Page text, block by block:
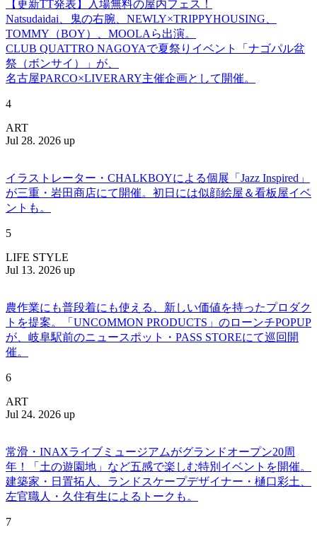
【更新TT発表】入場無料の屋内フェス！
Natsudaidai、鬼の右腕、NEWLY×TRIPPYHOUSING、
TOMMY（BOY）、MOOLAら出演。
CLUB QUATTRO NAGOYAで夏祭りイベント「ナゴパル盆
祭（ボンサイ）」が、
名古屋PARCO×LIVERARY主催企画として開催。
4
ART
Jul 28. 2026 up
イラストレーター・CHALKBOYによる個展「Jazz Inspired」
が三重・岩田商店にて開催。初日には似顔絵屋＆看板屋イベ
ントも。
5
LIFE STYLE
Jul 13. 2026 up
農作業にも普段着にも使える、新しい価値を持ったプロダク
トを提案。「UNCOMMON PRODUCTS」のローンチPOPUP
が、岐阜駅前のニュースポット・PASS STOREにて巡回開
催。
6
ART
Jul 24. 2026 up
常滑・INAXライブミュージアムがグランドオープン20周
年！「土の遊園地」など五感で楽しむ特別イベントを開催。
建築家・日置拓人、ランドスケープデザイナー・樋口彩土、
左官職人・久住有生によるトークも。
7